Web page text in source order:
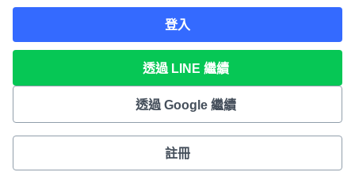
登入
透過 LINE 繼續
透過 Google 繼續
註冊